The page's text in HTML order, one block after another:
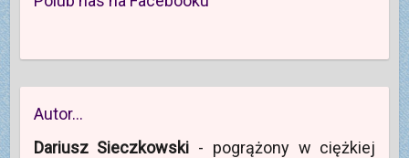
Autor…
Dariusz Sieczkowski - pogrążony w ciężkiej